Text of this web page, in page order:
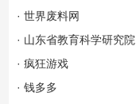
· 世界废料网
· 山东省教育科学研究院
· 疯狂游戏
· 钱多多